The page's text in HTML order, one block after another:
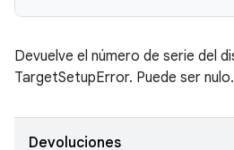
Devuelve el número de serie del
TargetSetupError. Puede ser nulo.
Devoluciones